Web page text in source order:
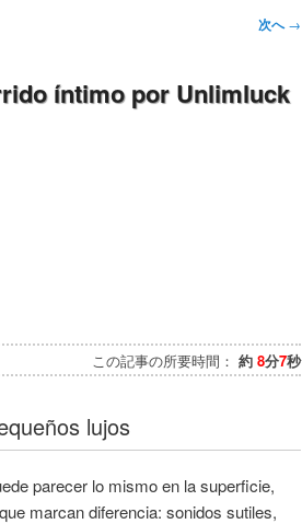
次へ→
íntimo por Unlimluck
この記事の所要時間： 約 8分7秒
lujos
parecer lo mismo en la superficie,
marcan diferencia: sonidos sutiles,